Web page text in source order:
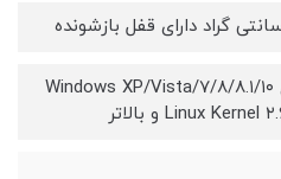
سازگار با سیستم عامل های Windows XP/Vista/۷/۸/۸.۱/۱۰